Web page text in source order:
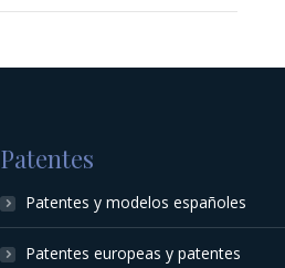
Patentes
Patentes y modelos españoles
Patentes europeas y patentes